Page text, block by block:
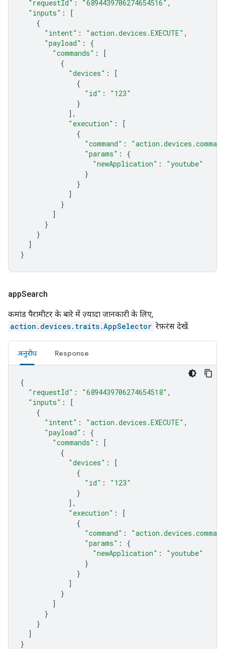
"requestId" : "6894439706274654516" ,
"inputs" :
[
{
"intent" : "action.devices.EXECUTE" ,
"payload" :
{
"commands" :
[
{
"devices" :
[
{
"id" :
"123"
}
],
"execution" :
[
{
"command" :
"params" :
{
"newApplication" :
"youtube"
}
}
]
}
]
}
}
]
}
appSearch
कमांड पैरामीटर के बारे में ज़्यादा जानकारी के लिए,
action.devices.traits.AppSelector रेफ़रंस देखें.
अनुरोध Response
{
"requestId" : "6894439706274654518" ,
"inputs" :
[
{
"intent" : "action.devices.EXECUTE" ,
"payload" :
{
"commands" :
[
{
"devices" :
[
{
"id" :
"123"
}
],
"execution" :
[
{
"command" :
"params" :
{
"newApplication" :
"youtube"
}
}
]
}
]
}
}
]
}